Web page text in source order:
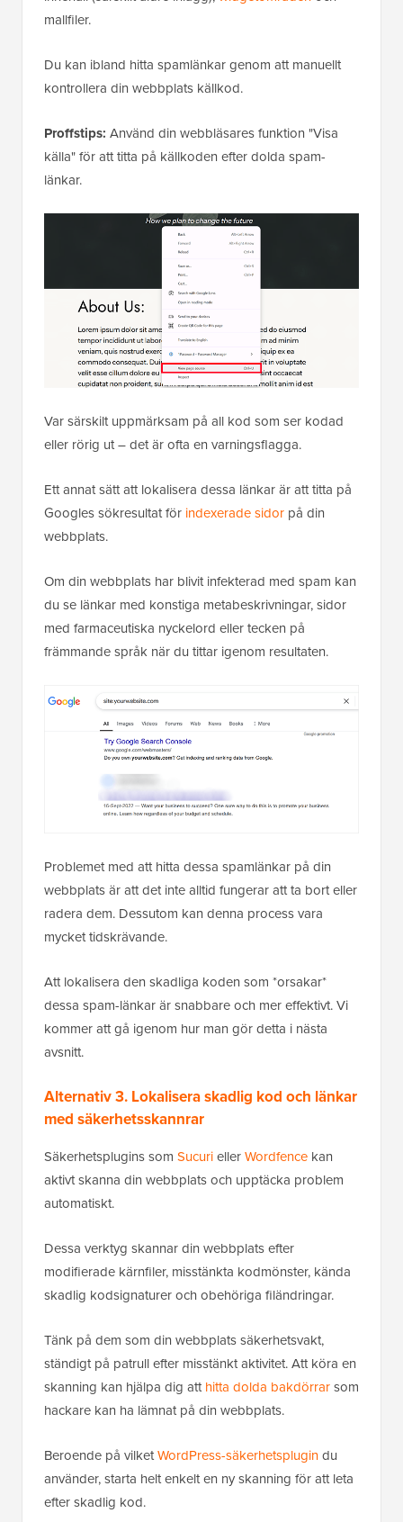
mallfiler.
Du kan ibland hitta spamlänkar genom att manuellt
kontrollera din webbplats källkod.
Proffstips: Använd din webbläsares funktion "Visa
källa" för att titta på källkoden efter dolda spam-
länkar.
Var särskilt uppmärksam på all kod som ser kodad
eller rörig ut – det är ofta en varningsflagga.
Ett annat sätt att lokalisera dessa länkar är att titta på
Googles sökresultat för indexerade sidor på din
webbplats.
Om din webbplats har blivit infekterad med spam kan
du se länkar med konstiga metabeskrivningar, sidor
med farmaceutiska nyckelord eller tecken på
främmande språk när du tittar igenom resultaten.
Problemet med att hitta dessa spamlänkar på din
webbplats är att det inte alltid fungerar att ta bort eller
radera dem. Dessutom kan denna process vara
mycket tidskrävande.
Att lokalisera den skadliga koden som *orsakar*
dessa spam-länkar är snabbare och mer effektivt. Vi
kommer att gå igenom hur man gör detta i nästa
avsnitt.
Alternativ 3. Lokalisera skadlig kod och länkar
med säkerhetsskannrar
Säkerhetsplugins som SucuriellerWordfence kan
aktivt skanna din webbplats och upptäcka problem
automatiskt.
Dessa verktyg skannar din webbplats efter
modifierade kärnfiler, misstänkta kodmönster, kända
skadlig kodsignaturer och obehöriga filändringar.
Tänk på dem som din webbplats säkerhetsvakt,
ständigt på patrull efter misstänkt aktivitet. Att köra en
skanning kan hjälpa dig atthitta dolda bakdörrarsom
hackare kan ha lämnat på din webbplats.
Beroende på vilketWordPress-säkerhetsplugindu
använder, starta helt enkelt en ny skanning för att leta
efter skadlig kod.